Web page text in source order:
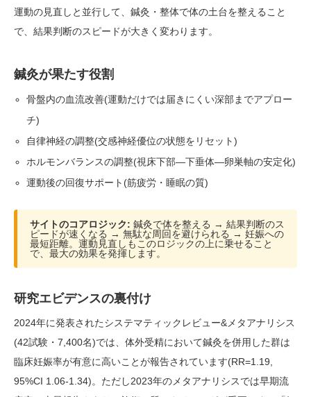
運動の見直しと並行して、鍼灸・整体で体の土台を整えること
で、結果判断のスピードが大きく変わります。
鍼灸が果たす役割
骨盤内の血流改善(運動だけでは届きにくい深部までアプロー
チ)
自律神経の調整(交感神経優位の状態をリセット)
ホルモンバランスの調整(視床下部—下垂体—卵巣軸の安定化)
運動後の回復サポート(筋疲労・睡眠の質)
サイトのコアロジック: 鍼灸で体を整える → 結果判断のス
ピードが速くなる → 無駄な周回を避けられる → 妊娠への
最短距離。運動見直しもこのロジックの上に乗せること
で、最大の効果を発揮します。
研究エビデンスの裏付け
2024年に発表されたシステマティックレビュー&メタアナリシス
(42試験・7,400名)では、体外受精において鍼灸を併用した群は
臨床妊娠率が有意に高いことが報告されています(RR=1.19,
95%CI 1.06-1.34)。ただし2023年のメタアナリシスでは早期流